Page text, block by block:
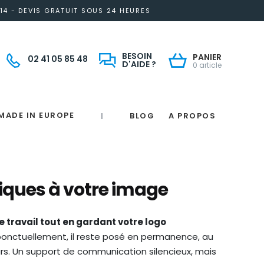
- DEVIS GRATUIT SOUS 24 HEURES
02 41 05 85 48 BESOIN
D'AIDE ?
PANIER
0 article
IN EUROPE | BLOG A PROPOS
à votre image
travail tout en gardant votre logo
il reste posé en permanence, au
Un support de communication silencieux, mais